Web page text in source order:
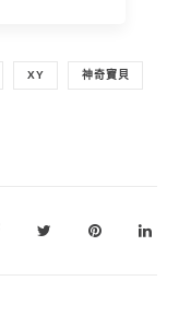
XY 神奇寶貝